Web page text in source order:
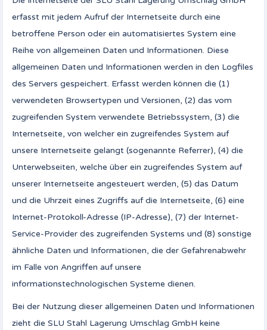
erfasst mit jedem Aufruf der Internetseite durch eine
betroffene Person oder ein automatisiertes System eine
Reihe von allgemeinen Daten und Informationen. Diese
allgemeinen Daten und Informationen werden in den Logfiles
des Servers gespeichert. Erfasst werden können die (1)
verwendeten Browsertypen und Versionen, (2) das vom
zugreifenden System verwendete Betriebssystem, (3) die
Internetseite, von welcher ein zugreifendes System auf
unsere Internetseite gelangt (sogenannte Referrer), (4) die
Unterwebseiten, welche über ein zugreifendes System auf
unserer Internetseite angesteuert werden, (5) das Datum
und die Uhrzeit eines Zugriffs auf die Internetseite, (6) eine
Internet-Protokoll-Adresse (IP-Adresse), (7) der Internet-
Service-Provider des zugreifenden Systems und (8) sonstige
ähnliche Daten und Informationen, die der Gefahrenabwehr
im Falle von Angriffen auf unsere
informationstechnologischen Systeme dienen.
Bei der Nutzung dieser allgemeinen Daten und Informationen
zieht die SLU Stahl Lagerung Umschlag GmbH keine